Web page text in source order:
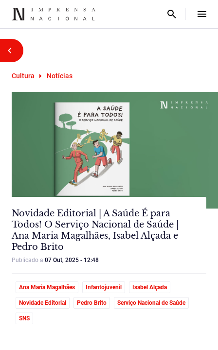
Cultura Notícias
Novidade Editorial | A Saúde É para
Todos! O Serviço Nacional de Saúde |
Ana Maria Magalhães, Isabel Alçada e
Pedro Brito
Publicado a 07 Out, 2025 - 12:48
Ana Maria Magalhães Infantojuvenil Isabel Alçada
Novidade Editorial Pedro Brito Serviço Nacional de Saúde
SNS